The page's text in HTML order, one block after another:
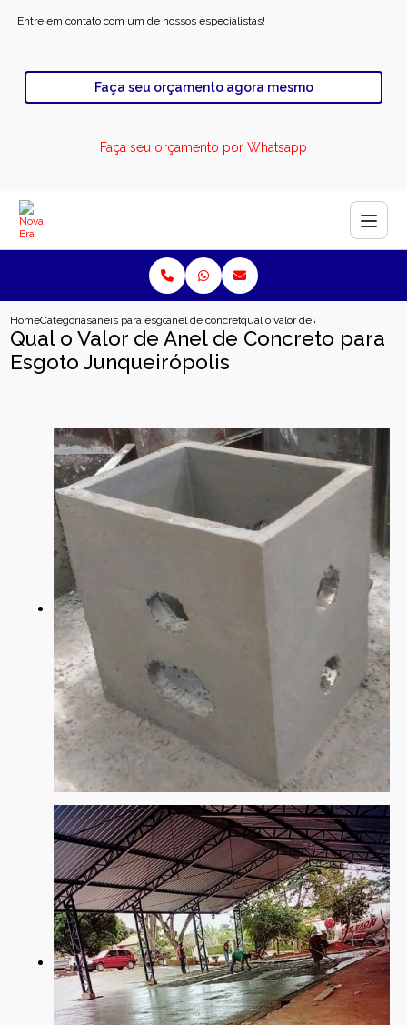
Entre em contato com um de nossos especialistas!
Faça seu orçamento agora mesmo
Faça seu orçamento por Whatsapp
HomeCategoriasaneis para esgotoanel de concreto pre moldado para esgoto
qual o valor de anel de concreto
Qual o Valor de Anel de Concreto para
Esgoto Junqueirópolis